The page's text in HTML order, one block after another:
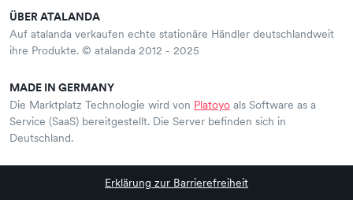
ÜBER ATALANDA
Auf atalanda verkaufen echte stationäre Händler deutschlandweit
ihre Produkte. © atalanda 2012 - 2025
MADE IN GERMANY
Die Marktplatz Technologie wird von Platoyo als Software as a
Service (SaaS) bereitgestellt. Die Server befinden sich in
Deutschland.
Erklärung zur Barrierefreiheit